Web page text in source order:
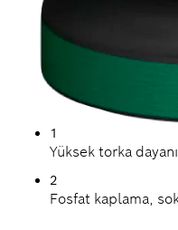
1
Yüksek torka
2
Fosfat kaplama,